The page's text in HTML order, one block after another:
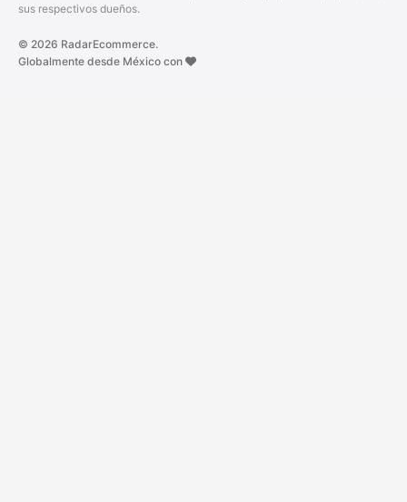
sus respectivos dueños.
© 2026 RadarEcommerce.
Globalmente desde México con